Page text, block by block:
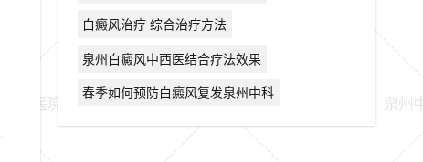
白癜风治疗 综合治疗方法
泉州白癜风中西医结合疗法效果
春季如何预防白癜风复发泉州中科